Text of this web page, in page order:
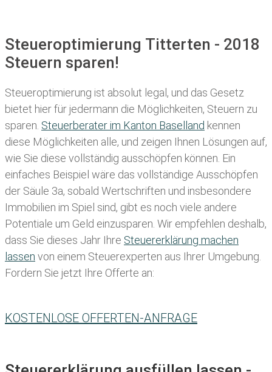
Steueroptimierung Titterten - 2018
Steuern sparen!
Steueroptimierung ist absolut legal, und das Gesetz
bietet hier für jedermann die Möglichkeiten, Steuern zu
sparen. Steuerberater im K anton Baselland kennen
diese Möglichkeiten alle, und zeigen Ihnen Lösungen auf,
wie Sie diese vollständig ausschöpfen können. Ein
einfaches Beispiel wäre das vollständige Ausschöpfen
der Säule 3a, sobald Wertschriften und insbesondere
Immobilien im Spiel sind, gibt es noch viele andere
Potentiale um Geld einzusparen. Wir empfehlen deshalb,
dass Sie dieses Jahr Ihre Steuererklärung machen
lassen von einem Steuerexperten aus Ihrer Umgebung.
Fordern Sie jetzt Ihre Offerte an:
KOSTENLOSE OFFERTEN-ANFRAGE